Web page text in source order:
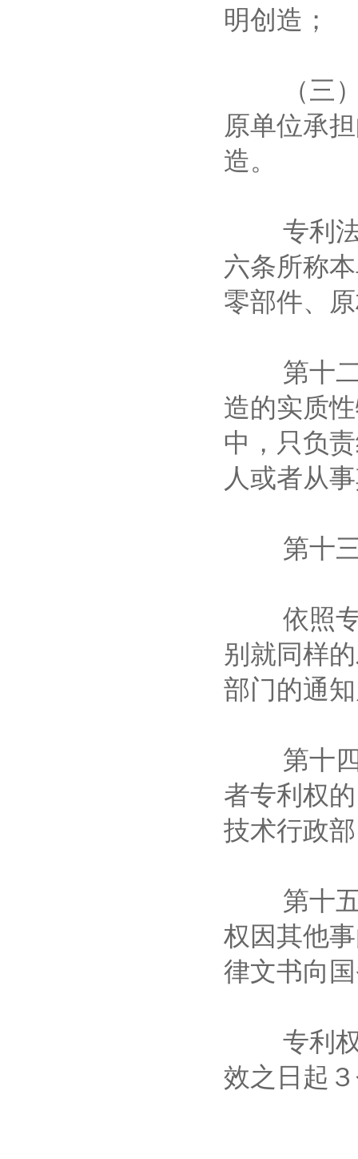
明创造；
（三）
原单位承
造。
专利法
六条所称
零部件、
第十二
造的实质
中，只负
人或者从
第十三
依照专
别就同样
部门的通
第十四
者专利权
技术行政
第十五
权因其他
律文书向
专利权
效之日起